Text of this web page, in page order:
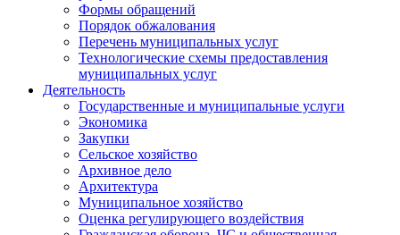
Формы обращений
Порядок обжалования
Перечень муниципальных услуг
Технологические схемы предоставления
муниципальных услуг
Деятельность
Государственные и муниципальные услуги
Экономика
Закупки
Сельское хозяйство
Архивное дело
Архитектура
Муниципальное хозяйство
Оценка регулирующего воздействия